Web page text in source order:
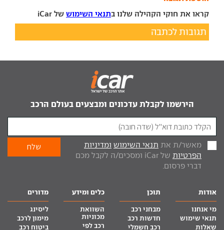
קראו את חוקי הקהילה שלנו בתנאי השימוש של iCar
תגובות לכתבה
הירשמו לקבלת עדכונים ומבצעים בעולם הרכב
מאשר/ת את תנאי השימוש ומדיניות
הפרטיות
של iCar ומסכים/ה לקבל מכם
דברי פרסום.
אודות
מי אנחנו
תנאי שימוש
שאלות
תוכן
מבחני רכב
חדשות רכב
רכב חשמלי
כלים ומידע
השוואת
מכוניות
רכב לפי
מדורים
ליסינג
מימון לרכב
ביטוח רכב